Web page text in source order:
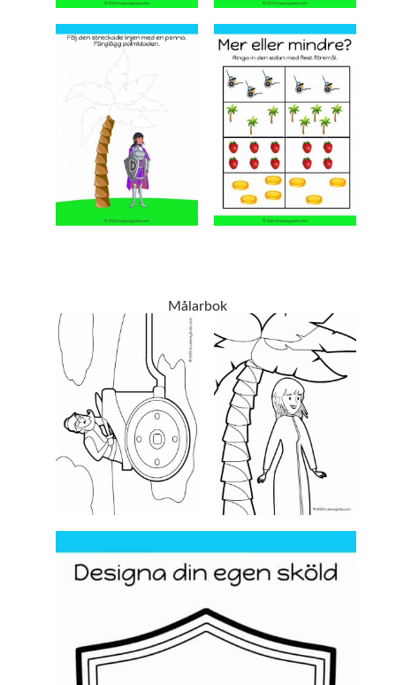
Målarbok